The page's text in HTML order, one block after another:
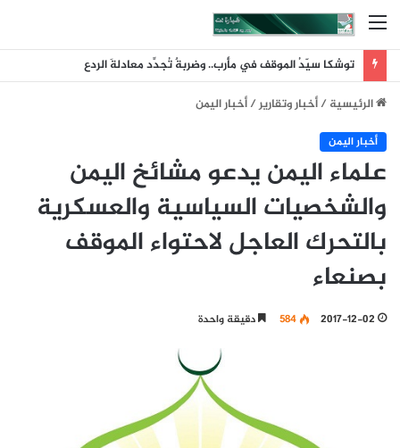
القائمة
توشكا سيّدُ الموقف في مأرب.. وضربةٌ تُجدِّد معادلةَ الردع
الرئيسية/أخبار وتقارير/أخبار اليمن
أخبار اليمن
علماء اليمن يدعو مشائخ اليمن
والشخصيات السياسية والعسكرية
بالتحرك العاجل لاحتواء الموقف
بصنعاء
2017-12-02
584 دقيقة واحدة